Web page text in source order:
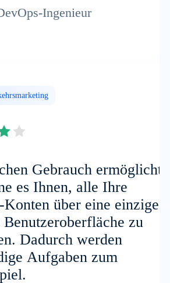
Ingenieur
Gebrauch ermöglicht
es Ihnen, alle Ihre
über eine einzige,
Benutzeroberfläche zu
Dadurch werden
Aufgaben zum